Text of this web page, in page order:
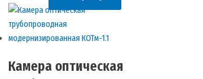
Камера оптическая